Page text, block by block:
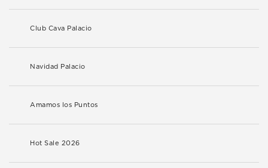
Club Cava Palacio
Navidad Palacio
Amamos los Puntos
Hot Sale 2026